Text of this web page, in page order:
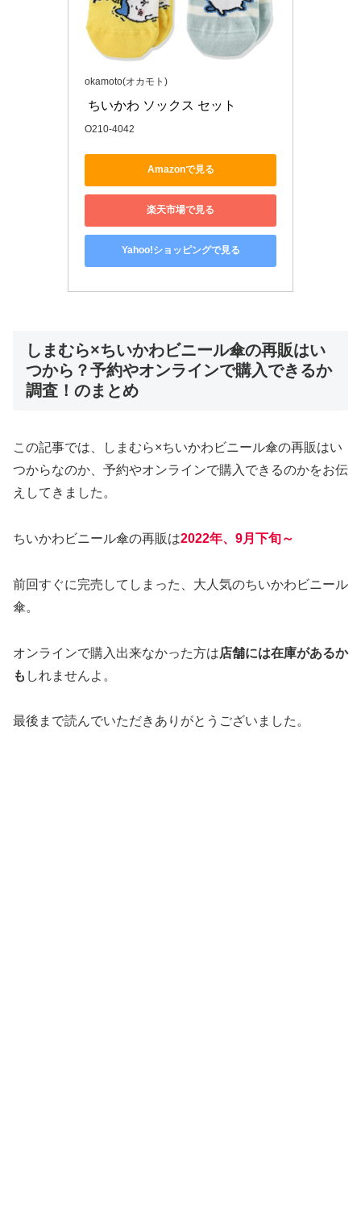
okamoto(オカモト)
ちいかわ ソックス セット
O210-4042
Amazonで見る
楽天市場で見る
Yahoo!ショッピングで見る
しまむら×ちいかわビニール傘の再販はい
つから？予約やオンラインで購入できるか
調査！のまとめ
この記事では、しまむら×ちいかわビニール傘の再販はい
つからなのか、予約やオンラインで購入できるのかをお伝
えしてきました。
ちいかわビニール傘の再販は2022年、9月下旬～
前回すぐに完売してしまった、大人気のちいかわビニール
傘。
オンラインで購入出来なかった方は店舗には在庫があるか
も しれませんよ。
最後まで読んでいただきありがとうございました。